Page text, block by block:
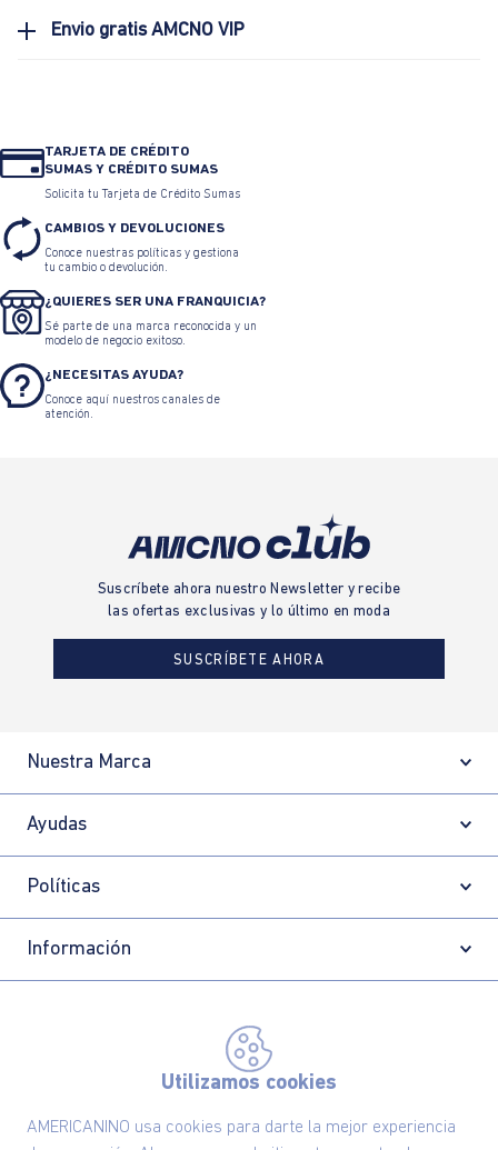
Utilizamos cookies
AMERICANINO usa cookies para darte la mejor experiencia
Envio gratis AMCNO VIP
TARJETA DE CRÉDITO
SUMAS Y CRÉDITO SUMAS
Solicita tu Tarjeta de Crédito Sumas
CAMBIOS Y DEVOLUCIONES
Conoce nuestras políticas y gestiona
tu cambio o devolución.
¿QUIERES SER UNA FRANQUICIA?
Sé parte de una marca reconocida y un
modelo de negocio exitoso.
¿NECESITAS AYUDA?
Conoce aquí nuestros canales de
atención.
Suscríbete ahora nuestro Newsletter y recibe
las ofertas exclusivas y lo último en moda
SUSCRÍBETE AHORA
Nuestra Marca
Ayudas
Políticas
Información